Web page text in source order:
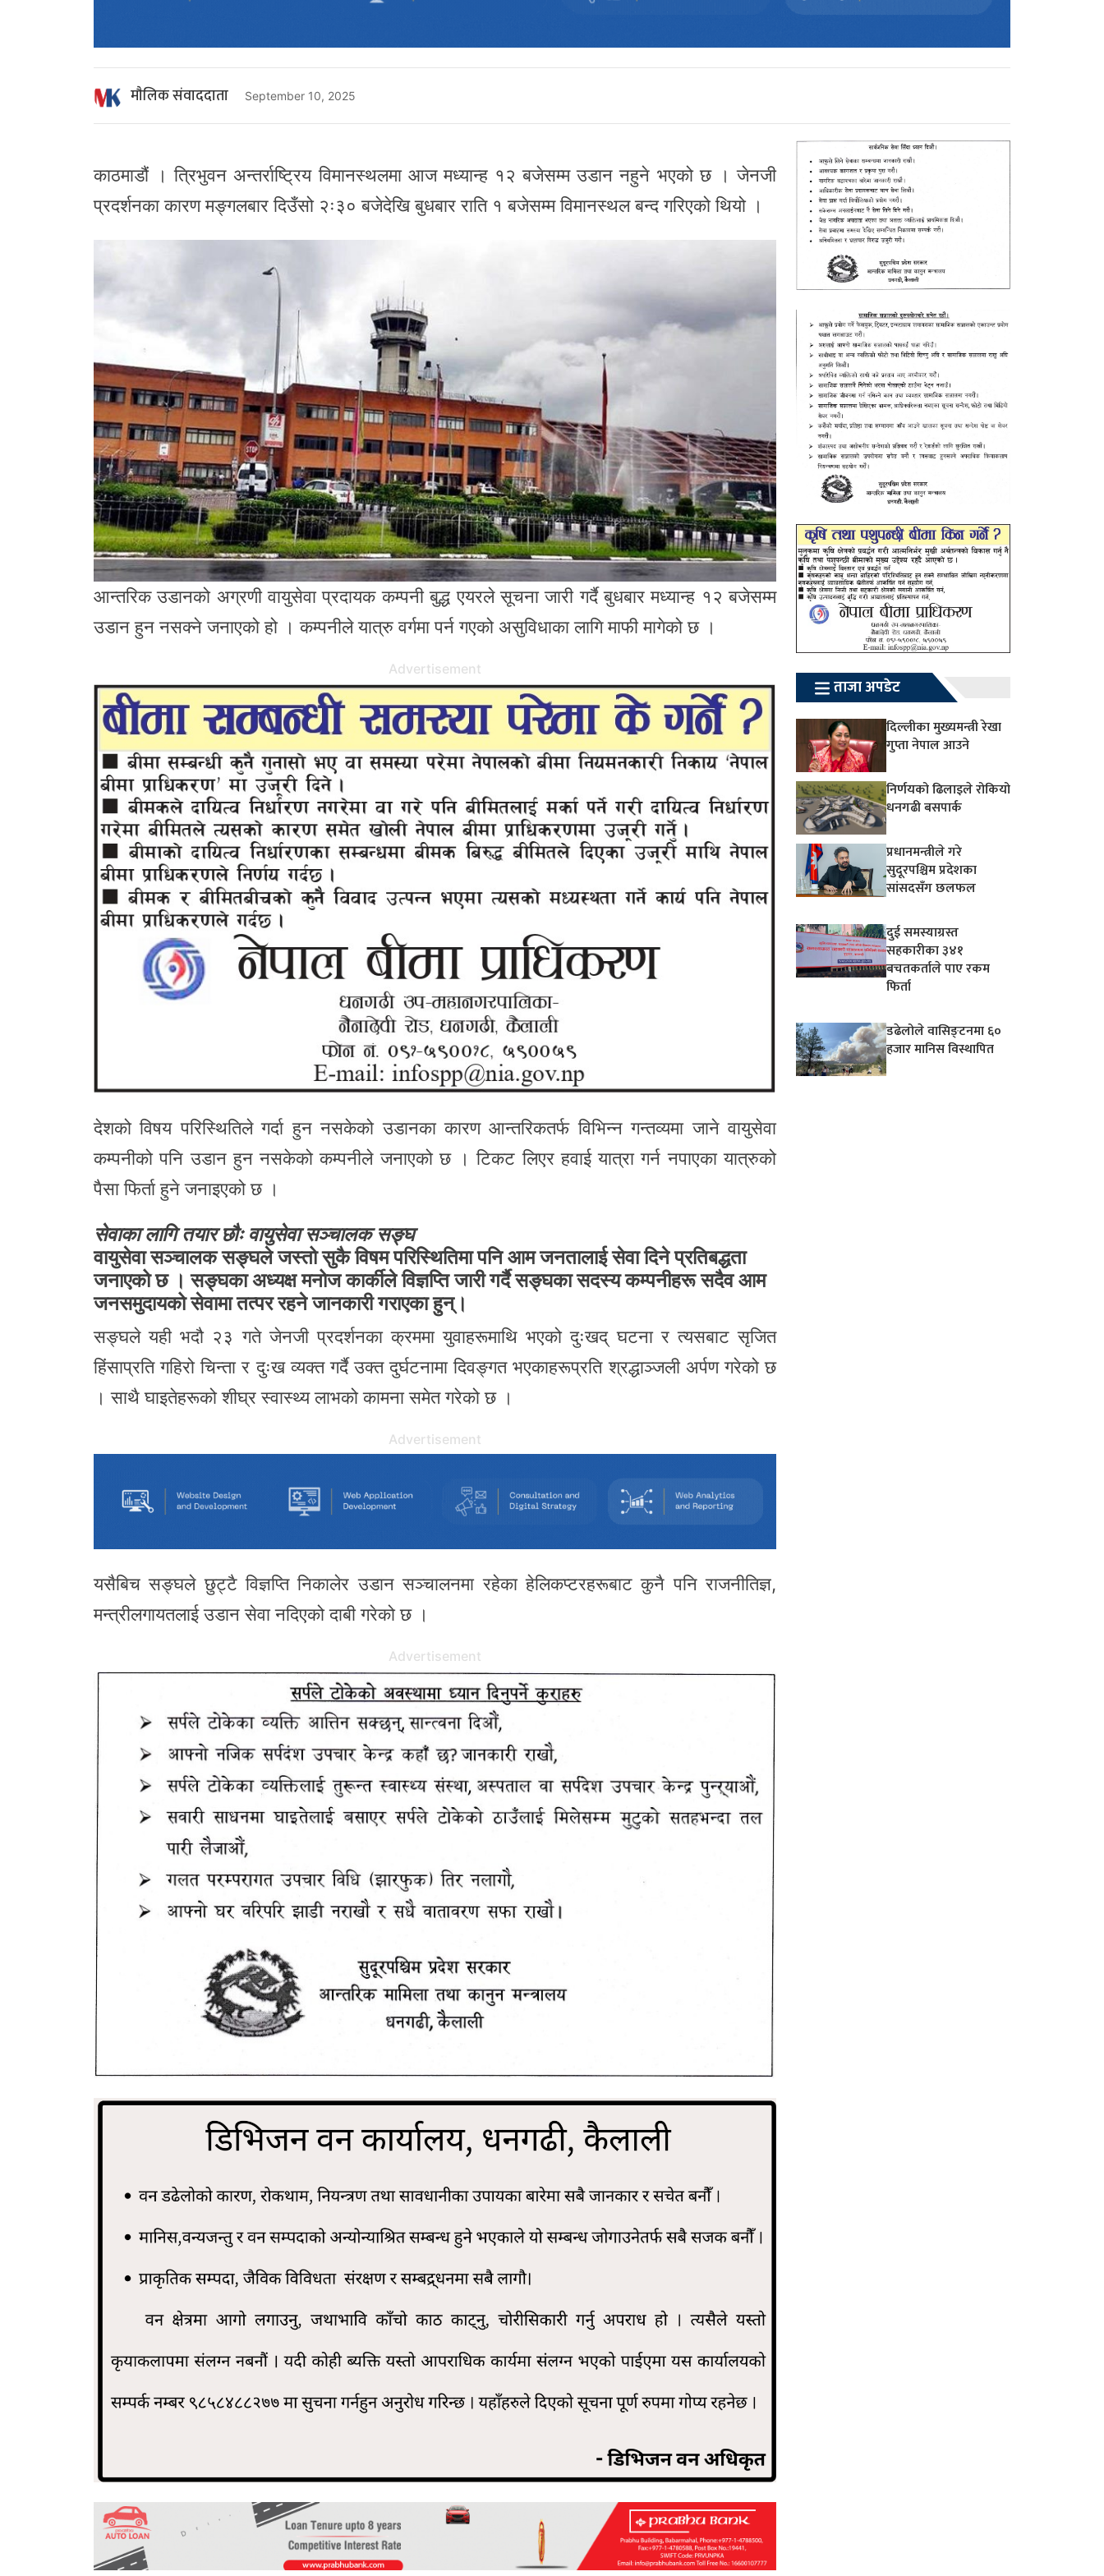
माैलिक संवाददाता September 10, 2025
काठमाडौं । त्रिभुवन अन्तर्राष्ट्रिय विमानस्थलमा आज मध्यान्ह १२ बजेसम्म उडान नहुने भएको छ । जेनजी
प्रदर्शनका कारण मङ्गलबार दिउँसो २ः३० बजेदेखि बुधबार राति १ बजेसम्म विमानस्थल बन्द गरिएको थियो ।
आन्तरिक उडानको अग्रणी वायुसेवा प्रदायक कम्पनी बुद्ध एयरले सूचना जारी गर्दै बुधबार मध्यान्ह १२ बजेसम्म
उडान हुन नसक्ने जनाएको हो । कम्पनीले यात्रु वर्गमा पर्न गएको असुविधाका लागि माफी मागेको छ ।
Advertisement
देशको विषय परिस्थितिले गर्दा हुन नसकेको उडानका कारण आन्तरिकतर्फ विभिन्न गन्तव्यमा जाने वायुसेवा
कम्पनीको पनि उडान हुन नसकेको कम्पनीले जनाएको छ । टिकट लिएर हवाई यात्रा गर्न नपाएका यात्रुको
पैसा फिर्ता हुने जनाइएको छ ।
सेवाका लागि तयार छौः वायुसेवा सञ्चालक सङ्घ
वायुसेवा सञ्चालक सङ्घले जस्तो सुकै विषम परिस्थितिमा पनि आम जनतालाई सेवा दिने प्रतिबद्धता
जनाएको छ । सङ्घका अध्यक्ष मनोज कार्कीले विज्ञप्ति जारी गर्दै सङ्घका सदस्य कम्पनीहरू सदैव आम
जनसमुदायको सेवामा तत्पर रहने जानकारी गराएका हुन्।
सङ्घले यही भदौ २३ गते जेनजी प्रदर्शनका क्रममा युवाहरूमाथि भएको दुःखद् घटना र त्यसबाट सृजित
हिंसाप्रति गहिरो चिन्ता र दुःख व्यक्त गर्दै उक्त दुर्घटनामा दिवङ्गत भएकाहरूप्रति श्रद्धाञ्जली अर्पण गरेको छ
। साथै घाइतेहरूको शीघ्र स्वास्थ्य लाभको कामना समेत गरेको छ ।
Advertisement
यसैबिच सङ्घले छुट्टै विज्ञप्ति निकालेर उडान सञ्चालनमा रहेका हेलिकप्टरहरूबाट कुनै पनि राजनीतिज्ञ,
मन्त्रीलगायतलाई उडान सेवा नदिएको दाबी गरेको छ ।
Advertisement
ताजा अपडेट
दिल्लीका मुख्यमन्त्री रेखा
गुप्ता नेपाल आउने
निर्णयको ढिलाइले रोकियो
धनगढी बसपार्क
प्रधानमन्त्रीले गरे
सुदूरपश्चिम प्रदेशका
सांसदसँग छलफल
दुई समस्याग्रस्त
सहकारीका ३४१
बचतकर्ताले पाए रकम
फिर्ता
डढेलोले वासिङ्टनमा ६०
हजार मानिस विस्थापित